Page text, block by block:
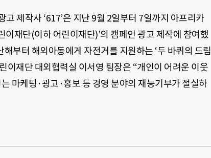
고 제작사 ‘617’은 지난 9월 2일부터 7일까지 아프리카
이재단(이하 어린이재단)’의 캠페인 광고 제작에 참여했
해부터 해외아동에게 자전거를 지원하는 ‘두 바퀴의 드림
이재단 대외협력실 이서영 팀장은 “개인이 어려운 이웃
마케팅·광고·홍보 등 경영 분야의 재능기부가 절실하